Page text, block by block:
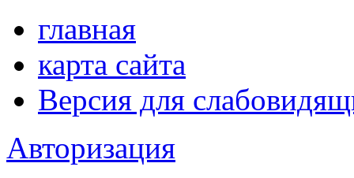
главная
карта сайта
Версия для
Авторизация